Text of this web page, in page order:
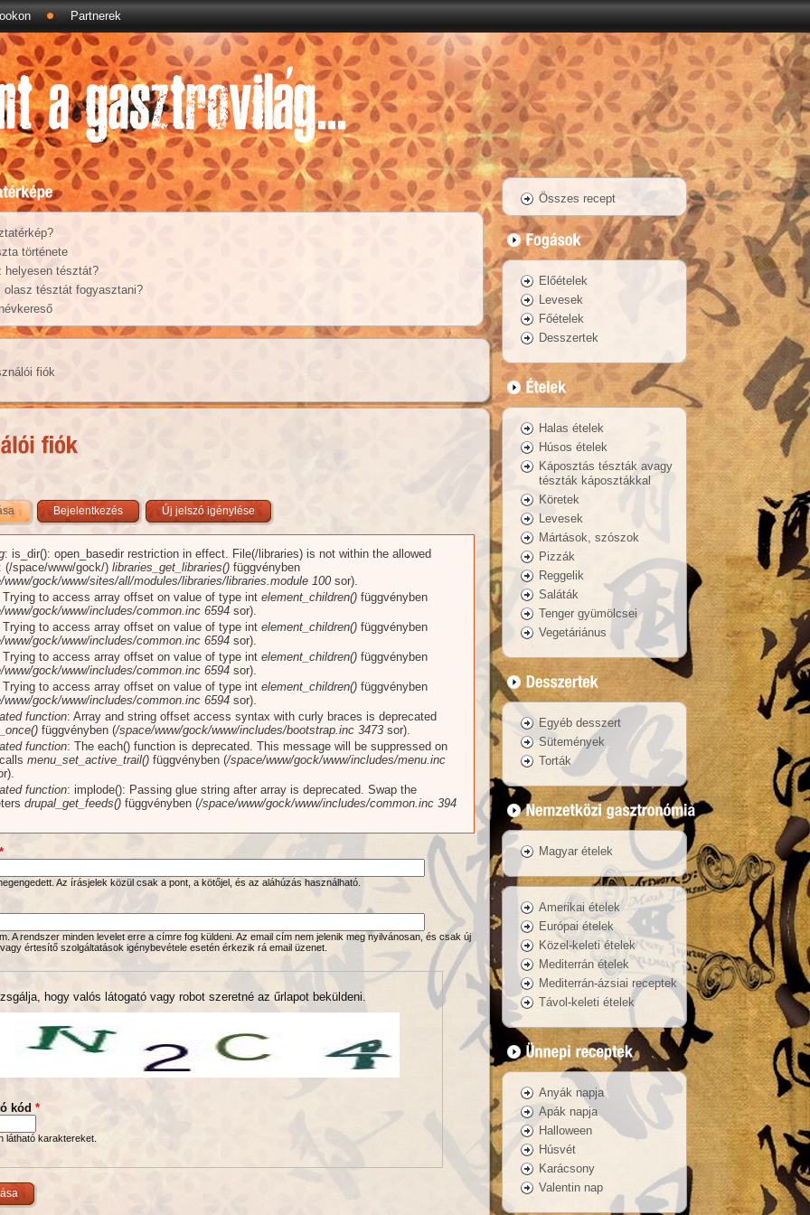
Partnerek
története
helyesen tésztát?
olasz tésztát fogyasztani?
fiók
(aktív fül)Bejelentkezés Új jelszó igénylése
: is_dir(): open_basedir restriction in effect. File(/libraries) is not within the allowed
(/space/www/gock/) libraries_get_libraries() függvényben
www/gock/www/sites/all/modules/libraries/libraries.module 100 sor).
Trying to access array offset on value of type int element_children() függvényben
www/gock/www/includes/common.inc 6594 sor).
Trying to access array offset on value of type int element_children() függvényben
www/gock/www/includes/common.inc 6594 sor).
Trying to access array offset on value of type int element_children() függvényben
www/gock/www/includes/common.inc 6594 sor).
Trying to access array offset on value of type int element_children() függvényben
www/gock/www/includes/common.inc 6594 sor).
function: Array and string offset access syntax with curly braces is deprecated
függvényben (/space/www/gock/www/includes/bootstrap.inc 3473 sor).
function: The each() function is deprecated. This message will be suppressed on
menu_set_active_trail() függvényben (/space/www/gock/www/includes/menu.inc
function: implode(): Passing glue string after array is deprecated. Swap the
drupal_get_feeds() függvényben (/space/www/gock/www/includes/common.inc 394
*
Az írásjelek közül csak a pont, a kötőjel, és az aláhúzás használható.
A rendszer minden levelet erre a címre fog küldeni. Az email cím nem jelenik meg nyilvánosan, és csak új
értesítő szolgáltatások igénybevétele esetén érkezik rá email üzenet.
hogy valós látogató vagy robot szeretné az űrlapot beküldeni.
kód *
látható karaktereket.
Összes recept
Előételek
Levesek
Főételek
Desszertek
Halas ételek
Húsos ételek
Káposztás tészták avagy
tészták káposztákkal
Köretek
Levesek
Mártások, szószok
Pizzák
Reggelik
Saláták
Tenger gyümölcsei
Vegetáriánus
Egyéb desszert
Sütemények
Torták
Magyar ételek
Amerikai ételek
Európai ételek
Közel-keleti ételek
Mediterrán ételek
Mediterrán-ázsiai receptek
Távol-keleti ételek
Anyák napja
Apák napja
Halloween
Húsvét
Karácsony
Valentin nap